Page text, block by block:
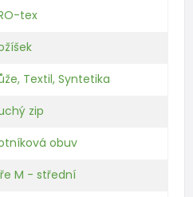
tex
Textil, Syntetika
zip
obuv
M - střední